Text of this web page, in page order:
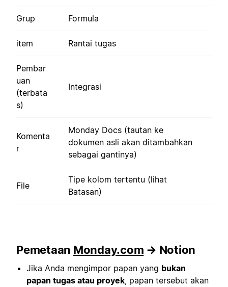
Grup Formula
item Rantai tugas
Pembar
uan
(terbata
s)
Integrasi
Komenta
r
Monday Docs (tautan ke
dokumen asli akan ditambahkan
sebagai gantinya)
File
Tipe kolom tertentu (lihat
Batasan)
Pemetaan Monday.com → Notion
Jika Anda mengimpor papan yang bukan
papan tugas atau proyek, papan tersebut akan